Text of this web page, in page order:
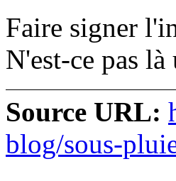
Faire signer
N'est-ce pas
Source URL:
blog/sous-